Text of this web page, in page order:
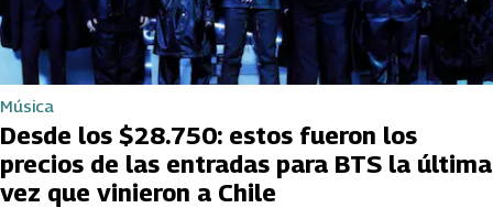
Música
Desde los $28.750: estos fueron los
precios de las entradas para BTS la última
vez que vinieron a Chile